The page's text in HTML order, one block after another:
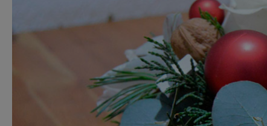
Pulsa enter para buscar o ESC para cerrar